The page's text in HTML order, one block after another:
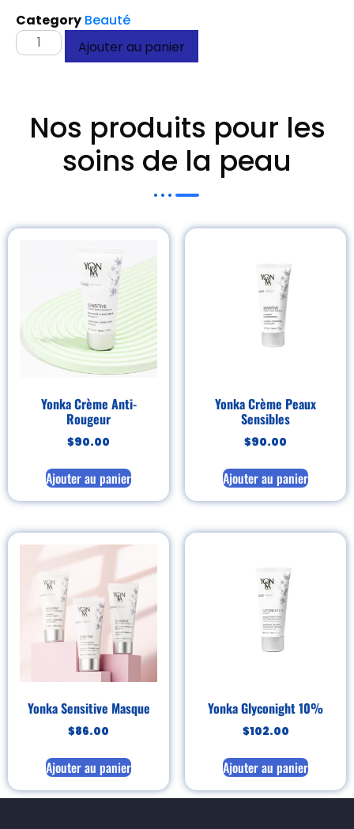
Category Beauté
Ajouter au panier
Nos produits pour les
soins de la peau
Yonka Crème Anti-
Rougeur
$90.00
Ajouter au panier
Yonka Crème Peaux
Sensibles
$90.00
Ajouter au panier
Yonka Sensitive Masque
$86.00
Ajouter au panier
Yonka Glyconight 10%
$102.00
Ajouter au panier